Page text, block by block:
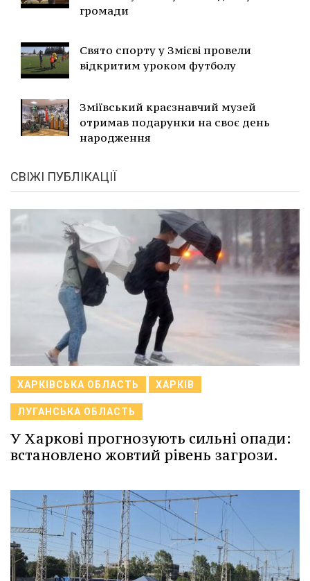
громади
Свято спорту у Змієві провели
відкритим уроком футболу
Зміївський краєзнавчий музей
отримав подарунки на своє день
народження
СВІЖІ ПУБЛІКАЦІЇ
ХАРКІВСЬКА ОБЛАСТЬ ХАРКІВ
ЛУГАНСЬКА ОБЛАСТЬ
У Харкові прогнозують сильні опади:
встановлено жовтий рівень загрози.